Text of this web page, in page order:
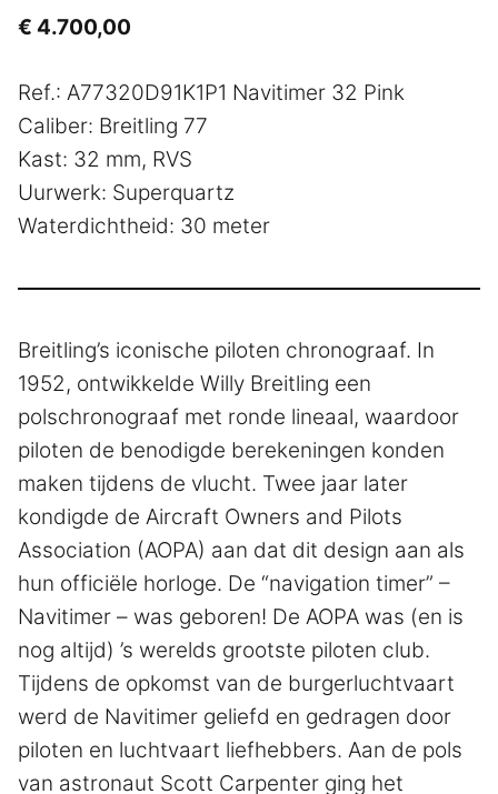
€ 4.700,00
Ref.: A77320D91K1P1 Navitimer 32 Pink
Caliber: Breitling 77
Kast: 32 mm, RVS
Uurwerk: Superquartz
Waterdichtheid: 30 meter
Breitling’s iconische piloten chronograaf. In
1952, ontwikkelde Willy Breitling een
polschronograaf met ronde lineaal, waardoor
piloten de benodigde berekeningen konden
maken tijdens de vlucht. Twee jaar later
kondigde de Aircraft Owners and Pilots
Association (AOPA) aan dat dit design aan als
hun officiële horloge. De “navigation timer” –
Navitimer – was geboren! De AOPA was (en is
nog altijd) ’s werelds grootste piloten club.
Tijdens de opkomst van de burgerluchtvaart
werd de Navitimer geliefd en gedragen door
piloten en luchtvaart liefhebbers. Aan de pols
van astronaut Scott Carpenter ging het